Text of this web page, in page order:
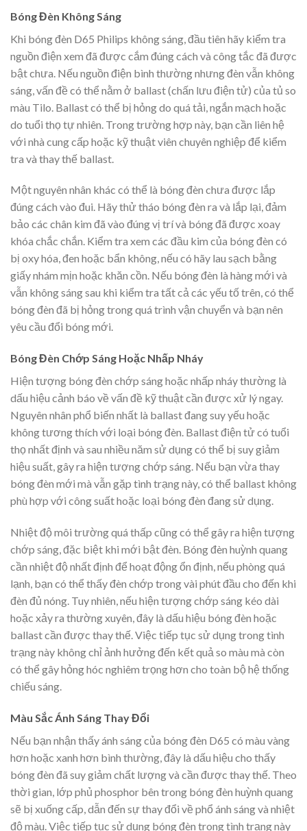
Bóng Đèn Không Sáng
Khi bóng đèn D65 Philips không sáng, đầu tiên hãy kiểm tra
nguồn điện xem đã được cắm đúng cách và công tắc đã được
bật chưa. Nếu nguồn điện bình thường nhưng đèn vẫn không
sáng, vấn đề có thể nằm ở ballast (chấn lưu điện tử) của tủ so
màu Tilo. Ballast có thể bị hỏng do quá tải, ngắn mạch hoặc
do tuổi thọ tự nhiên. Trong trường hợp này, bạn cần liên hệ
với nhà cung cấp hoặc kỹ thuật viên chuyên nghiệp để kiểm
tra và thay thế ballast.
Một nguyên nhân khác có thể là bóng đèn chưa được lắp
đúng cách vào đui. Hãy thử tháo bóng đèn ra và lắp lại, đảm
bảo các chân kim đã vào đúng vị trí và bóng đã được xoay
khóa chắc chắn. Kiểm tra xem các đầu kim của bóng đèn có
bị oxy hóa, đen hoặc bẩn không, nếu có hãy lau sạch bằng
giấy nhám mịn hoặc khăn cồn. Nếu bóng đèn là hàng mới và
vẫn không sáng sau khi kiểm tra tất cả các yếu tố trên, có thể
bóng đèn đã bị hỏng trong quá trình vận chuyển và bạn nên
yêu cầu đổi bóng mới.
Bóng Đèn Chớp Sáng Hoặc Nhấp Nháy
Hiện tượng bóng đèn chớp sáng hoặc nhấp nháy thường là
dấu hiệu cảnh báo về vấn đề kỹ thuật cần được xử lý ngay.
Nguyên nhân phổ biến nhất là ballast đang suy yếu hoặc
không tương thích với loại bóng đèn. Ballast điện tử có tuổi
thọ nhất định và sau nhiều năm sử dụng có thể bị suy giảm
hiệu suất, gây ra hiện tượng chớp sáng. Nếu bạn vừa thay
bóng đèn mới mà vẫn gặp tình trạng này, có thể ballast không
phù hợp với công suất hoặc loại bóng đèn đang sử dụng.
Nhiệt độ môi trường quá thấp cũng có thể gây ra hiện tượng
chớp sáng, đặc biệt khi mới bật đèn. Bóng đèn huỳnh quang
cần nhiệt độ nhất định để hoạt động ổn định, nếu phòng quá
lạnh, bạn có thể thấy đèn chớp trong vài phút đầu cho đến khi
đèn đủ nóng. Tuy nhiên, nếu hiện tượng chớp sáng kéo dài
hoặc xảy ra thường xuyên, đây là dấu hiệu bóng đèn hoặc
ballast cần được thay thế. Việc tiếp tục sử dụng trong tình
trạng này không chỉ ảnh hưởng đến kết quả so màu mà còn
có thể gây hỏng hóc nghiêm trọng hơn cho toàn bộ hệ thống
chiếu sáng.
Màu Sắc Ánh Sáng Thay Đổi
Nếu bạn nhận thấy ánh sáng của bóng đèn D65 có màu vàng
hơn hoặc xanh hơn bình thường, đây là dấu hiệu cho thấy
bóng đèn đã suy giảm chất lượng và cần được thay thế. Theo
thời gian, lớp phủ phosphor bên trong bóng đèn huỳnh quang
sẽ bị xuống cấp, dẫn đến sự thay đổi về phổ ánh sáng và nhiệt
độ màu. Việc tiếp tục sử dụng bóng đèn trong tình trạng này